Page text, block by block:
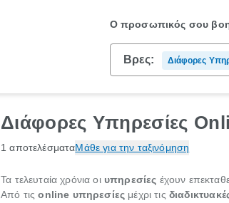
Ο προσωπικός σου
Βρες: Διάφορες
Διάφορες Υπηρεσίες
1 αποτελέσματαΜάθε για την ταξινόμηση
Τα τελευταία χρόνια οι υπηρεσίες έχουν
Από τιςonline υπηρεσίες μέχρι τις